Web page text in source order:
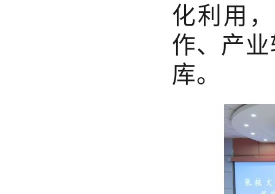
化利用
作、产
库。